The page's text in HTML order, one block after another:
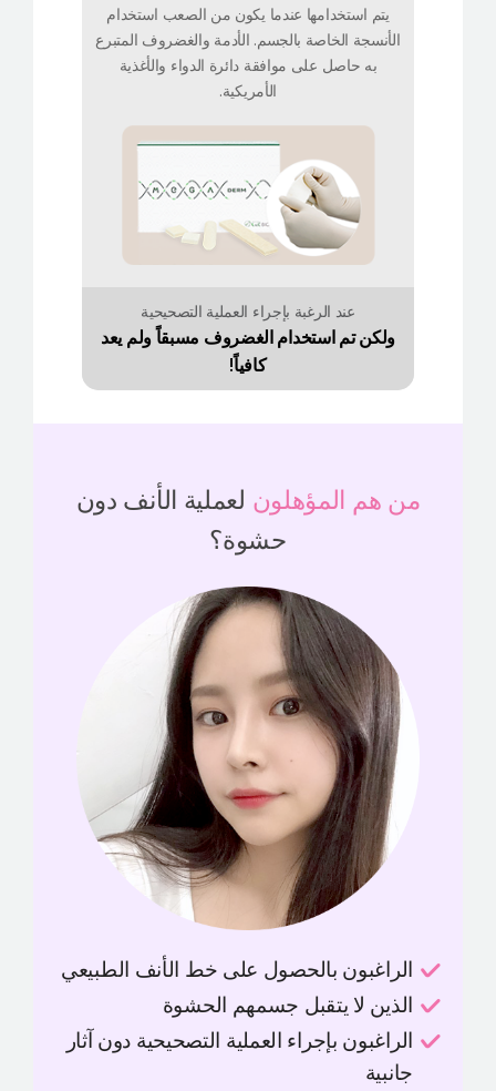
يتم استخدامها عندما يكون من الصعب استخدام
الأنسجة الخاصة بالجسم. الأدمة والغضروف المتبرع
به حاصل على موافقة دائرة الدواء والأغذية
الأمريكية.
عند الرغبة بإجراء العملية التصحيحية
ولكن تم استخدام الغضروف مسبقاً ولم يعد
كافياً!
من هم المؤهلون لعملية الأنف دون
حشوة؟
الراغبون بالحصول على خط الأنف الطبيعي
الذين لا يتقبل جسمهم الحشوة
الراغبون بإجراء العملية التصحيحية دون آثار
جانبية